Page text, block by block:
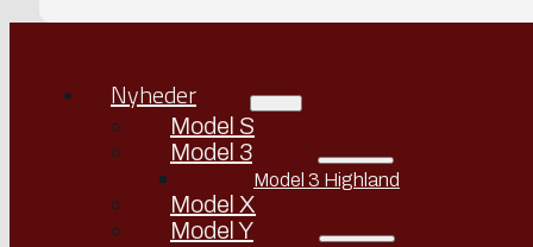
Nyheder
Model S
Model 3
Model 3 Highland
Model X
Model Y